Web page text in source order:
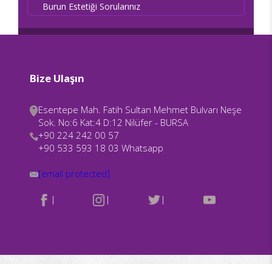
Burun Estetiği Sorularınız
Bize Ulaşın
Esentepe Mah. Fatih Sultan Mehmet Bulvarı Neşe
Sok. No:6 Kat:4 D:12 Nilüfer - BURSA
+90 224 242 00 57
+90 533 593 18 03 Whatsapp
[email protected]
| | |